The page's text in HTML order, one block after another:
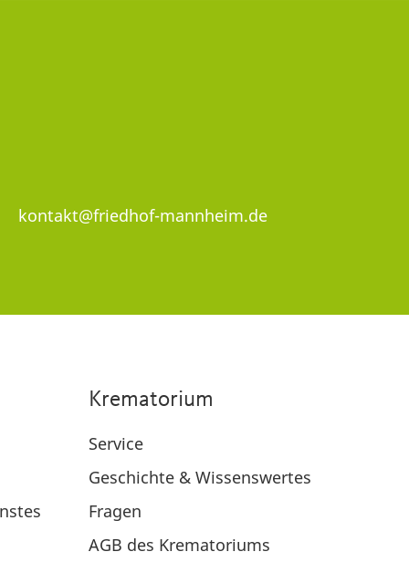
kontakt@friedhof-mannheim.de
Krematorium
Service
Geschichte & Wissenswertes
Fragen
AGB des Krematoriums